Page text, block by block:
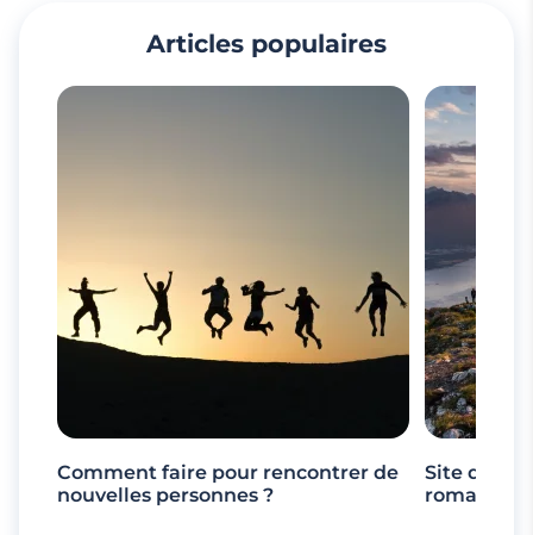
Articles populaires
Comment faire pour rencontrer de
nouvelles personnes ?
Site de
romande